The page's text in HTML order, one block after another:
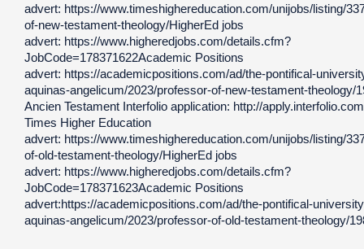
advert: https://www.timeshighereducation.com/unijobs/listing/
of-new-testament-theology/HigherEd jobs
advert: https://www.higheredjobs.com/details.cfm?
JobCode=178371622Academic Positions
advert: https://academicpositions.com/ad/the-pontifical-
aquinas-angelicum/2023/professor-of-new-testament-theology/
Ancien Testament Interfolio application: http://
Times Higher Education
advert: https://www.timeshighereducation.com/unijobs/listing/
of-old-testament-theology/HigherEd jobs
advert: https://www.higheredjobs.com/details.cfm?
JobCode=178371623Academic Positions
advert:https://academicpositions.com/ad/the-pontifical-
aquinas-angelicum/2023/professor-of-old-testament-theology/